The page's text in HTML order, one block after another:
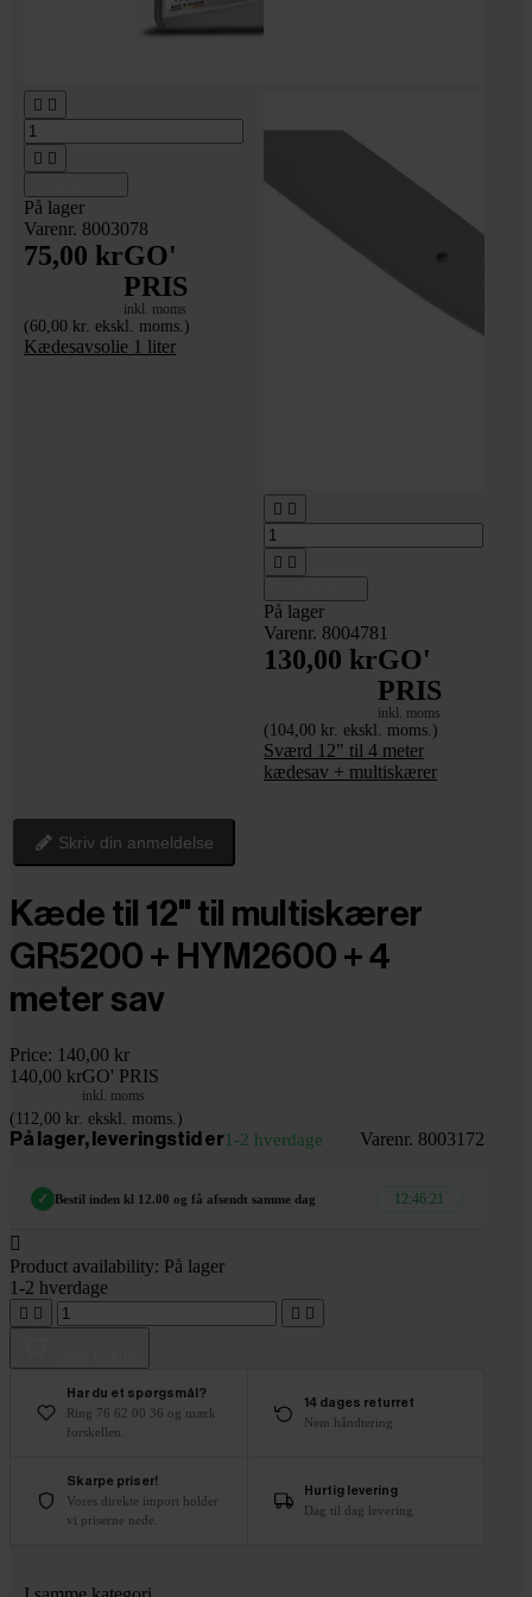
 
 
På lager
Varenr. 8003078
75,00 krGO'
PRIS
inkl. moms
(60,00 kr. ekskl. moms.)
Kædesavsolie 1 liter
 
 
På lager
Varenr. 8004781
130,00 krGO'
PRIS
inkl. moms
(104,00 kr. ekskl. moms.)
Sværd 12" til 4 meter
kædesav + multiskærer
Skriv din anmeldelse
Kæde til 12" til multiskærer
GR5200 + HYM2600 + 4
meter sav
Price: 140,00 kr
140,00 krGO' PRIS
inkl. moms
(112,00 kr. ekskl. moms.)
På lager, leveringstid er1-2 hverdage Varenr. 8003172
✓ Bestil inden kl 12.00 og få afsendt samme dag 12:46:20

Product availability: På lager
1-2 hverdage
   
Har du et spørgsmål?
Ring 76 62 00 36 og mærk
forskellen.
14 dages returret
Nem håndtering
Skarpe priser!
Vores direkte import holder
vi priserne nede.
Hurtig levering
Dag til dag levering